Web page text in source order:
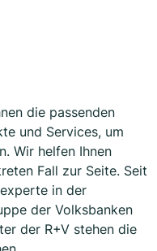
die passenden
und Services, um
Wir helfen Ihnen
Fall zur Seite. Seit
in der
der Volksbanken
der R+V stehen die